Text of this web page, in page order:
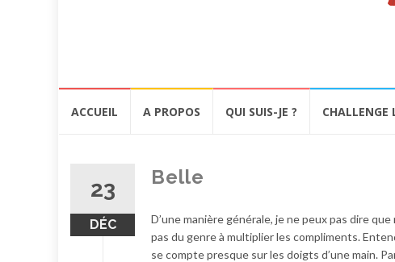
ACCUEIL A PROPOS QUI SUIS-JE ? CHALLENGE
23
DÉC
Belle
D’une manière générale, je ne peux pas dire
pas du genre à multiplier les compliments.
se compte presque sur les doigts d’une main.